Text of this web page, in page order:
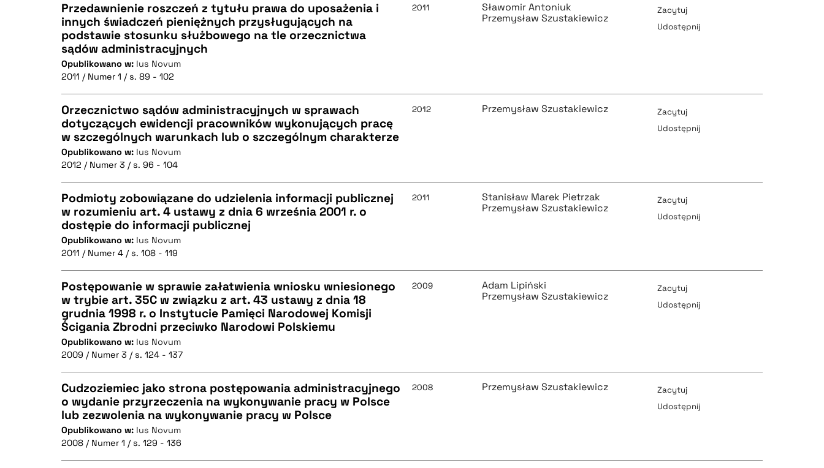
BIBTEX
CZYSTY TEKST
BIBTEX
pobierz cytat
Przedawnienie roszczeń z tytułu prawa do uposażenia i
innych świadczeń pieniężnych przysługujących na
podstawie stosunku służbowego na tle orzecznictwa
sądów administracyjnych
Opublikowano w: Ius Novum
2011 / Numer 1 / s. 89 - 102
2011
Sławomir Antoniuk
Przemysław Szustakiewicz
Zacytuj
Udostępnij
CZYSTY TEKST
BIBTEX
Orzecznictwo sądów administracyjnych w sprawach
dotyczących ewidencji pracowników wykonujących pracę
w szczególnych warunkach lub o szczególnym charakterze
Opublikowano w: Ius Novum
2012 / Numer 3 / s. 96 - 104
2012 Przemysław Szustakiewicz
Zacytuj
Udostępnij
CZYSTY TEKST
BIBTEX
Podmioty zobowiązane do udzielenia informacji publicznej
w rozumieniu art. 4 ustawy z dnia 6 września 2001 r. o
dostępie do informacji publicznej
Opublikowano w: Ius Novum
2011 / Numer 4 / s. 108 - 119
2011
Stanisław Marek Pietrzak
Przemysław Szustakiewicz
Zacytuj
Udostępnij
CZYSTY TEKST
BIBTEX
pobierz cytat
Postępowanie w sprawie załatwienia wniosku wniesionego
w trybie art. 35C w związku z art. 43 ustawy z dnia 18
grudnia 1998 r. o Instytucie Pamięci Narodowej Komisji
Ścigania Zbrodni przeciwko Narodowi Polskiemu
Opublikowano w: Ius Novum
2009 / Numer 3 / s. 124 - 137
2009
Adam Lipiński
Przemysław Szustakiewicz
Zacytuj
Udostępnij
CZYSTY TEKST
Cudzoziemiec jako strona postępowania administracyjnego
o wydanie przyrzeczenia na wykonywanie pracy w Polsce
lub zezwolenia na wykonywanie pracy w Polsce
Opublikowano w: Ius Novum
2008 / Numer 1 / s. 129 - 136
2008 Przemysław Szustakiewicz
Zacytuj
Udostępnij